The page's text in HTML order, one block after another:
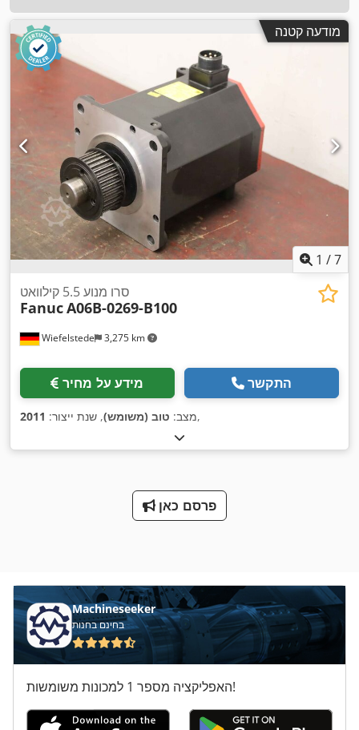
מודעה קטנה
1 /7
Wiefelstede 3,275 km
סרו מנוע 5.5 קילוואט
FanucA06B-0269-B100
מידע על מחיר התקשר
מצב: טוב (משומש), שנת ייצור: 2011 ,
פרסם כאן
Machineseeker
בחינם בחנות
האפליקציה מספר 1 למכונות משומשות!